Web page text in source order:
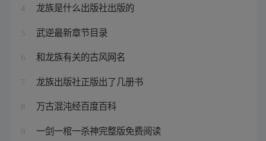
4 龙族是什么出版社出版的
5 武逆最新章节目录
6 和龙族有关的古风网名
7 龙族出版社正版出了几册书
8 万古混沌经百度百科
9 一剑一棺一杀神完整版免费阅读